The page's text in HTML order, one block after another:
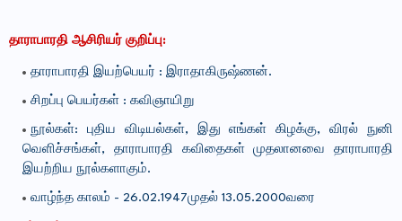
தாராபாரதி ஆசிரியர் குறிப்பு:
தாராபாரதி இயற்பெயர் : இராதாகிருஷ்ணன்.
சிறப்பு பெயர்கள் : கவிஞாயிறு
நூல்கள்: புதிய விடியல்கள், இது எங்கள் கிழக்கு, விரல் நுனி
வெளிச்சங்கள், தாராபாரதி கவிதைகள் முதலானவை தாராபாரதி
இயற்றிய நூல்களாகும்.
வாழ்ந்த காலம் - 26.02.1947முதல் 13.05.2000வரை